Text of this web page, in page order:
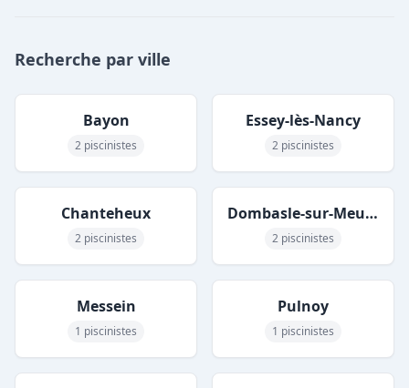
Recherche par ville
Bayon
2 piscinistes
Essey-lès-Nancy
2 piscinistes
Chanteheux
2 piscinistes
Dombasle-sur-Meurthe
2 piscinistes
Messein
1 piscinistes
Pulnoy
1 piscinistes